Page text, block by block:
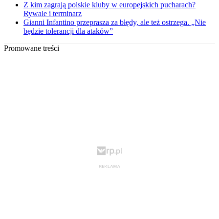
Z kim zagrają polskie kluby w europejskich pucharach?
Rywale i terminarz
Gianni Infantino przeprasza za błędy, ale też ostrzega. „Nie
będzie tolerancji dla ataków”
Promowane treści